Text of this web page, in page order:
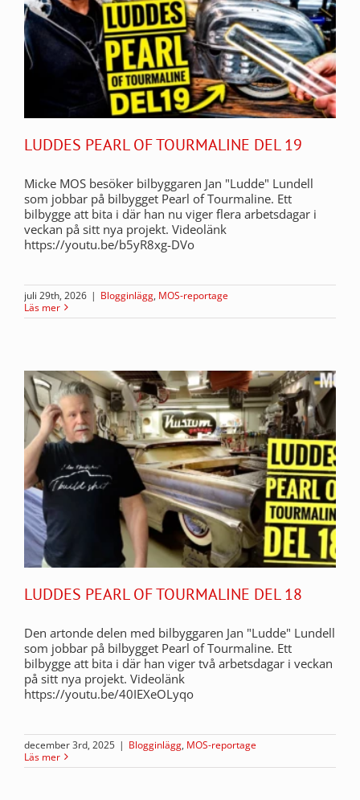
LUDDES PEARL OF TOURMALINE DEL 19
Micke MOS besöker bilbyggaren Jan "Ludde" Lundell
som jobbar på bilbygget Pearl of Tourmaline. Ett
bilbygge att bita i där han nu viger flera arbetsdagar i
veckan på sitt nya projekt. Videolänk
https://youtu.be/b5yR8xg-DVo
juli 29th, 2026 | Blogginlägg, MOS-reportage
Läs mer
LUDDES PEARL OF TOURMALINE DEL 18
Den artonde delen med bilbyggaren Jan "Ludde" Lundell
som jobbar på bilbygget Pearl of Tourmaline. Ett
bilbygge att bita i där han viger två arbetsdagar i veckan
på sitt nya projekt. Videolänk
https://youtu.be/40IEXeOLyqo
december 3rd, 2025 | Blogginlägg, MOS-reportage
Läs mer